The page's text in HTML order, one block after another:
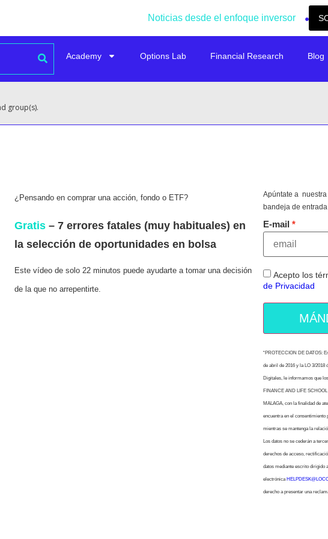
Noticias desde el enfoque inversor
Academy Options Lab Financial Research Blog
group(s).
¿Pensando en comprar una acción, fondo o ETF?
Gratis– 7 errores fatales (muy habituales) en
la selección de oportunidades en bolsa
Este vídeo de solo 22 minutos puede ayudarte a tomar una decisión
de la que no arrepentirte.
Apúntate a nuestra
bandeja de entrada
E-mail
Acepto los
de Privacidad
“PROTECCION DE DATOS:
de abril de 2016 y la LO 3/2018
Digitales, le informamos que
FINANCE AND LIFE SCHOOL
MALAGA, con la finalidad de
encuentra en el consentimiento
mientras se mantenga la
Los datos no se cederán a
derechos de acceso,
datos mediante escrito dirigido
electrónica
derecho a presentar una